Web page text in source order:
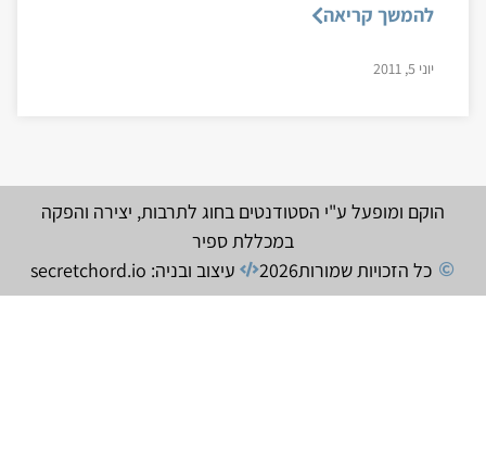
להמשך קריאה
יוני 5, 2011
הוקם ומופעל ע"י הסטודנטים בחוג לתרבות, יצירה והפקה
במכללת ספיר
כל הזכויות שמורות2026 עיצוב ובניה: secretchord.io